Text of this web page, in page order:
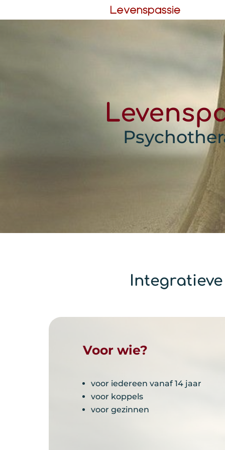
Voor wie?
voor iedereen vanaf 14 jaar
voor koppels
voor gezinnen